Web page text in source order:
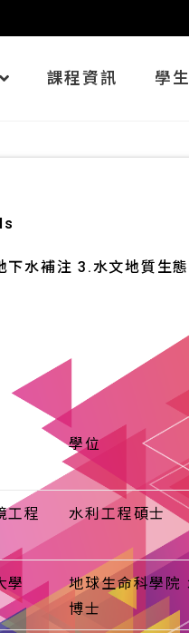
課程資訊 學
水補注 3.水文地質生
學位
工程
水利工程碩士
學
地球生命科學院
博士